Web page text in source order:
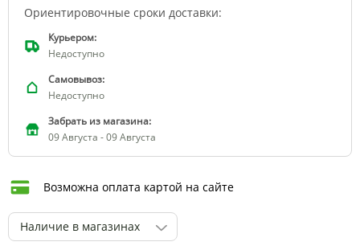
Ориентировочные сроки доставки:
Курьером:
Недоступно
Самовывоз:
Недоступно
Забрать из магазина:
09 Августа - 09 Августа
Возможна оплата картой на сайте
Наличие в магазинах